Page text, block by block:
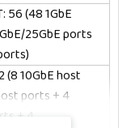
56 (48 1GbE
25GbE ports
(8 10GbE host
ports + 4
+ 4